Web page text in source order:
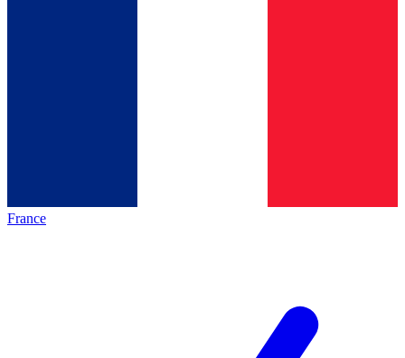
France